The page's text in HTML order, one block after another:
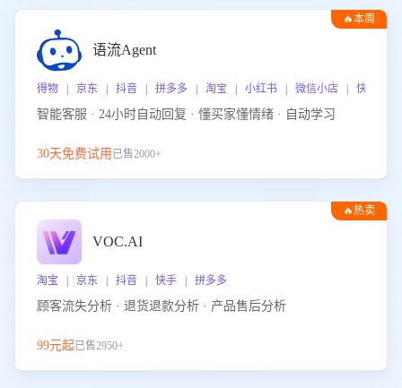
🔥本周
语流Agent
得物 | 京东 | 抖音 | 拼多多 | 淘宝 | 小红书 | 微信小店 | 快手 |
智能客服 · 24小时自动回复 · 懂买家懂情绪 · 自动学习
30天免费试用 已售2000+
🔥热卖
VOC.AI
淘宝 | 京东 | 抖音 | 快手 | 拼多多
顾客流失分析 · 退货退款分析 · 产品售后分析
99元起已售2950+